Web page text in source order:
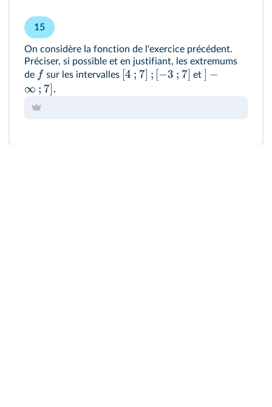
15
On considère la fonction de l'exercice précédent.
Préciser, si possible et en justifiant, les extremums
de f sur les intervalles [4 ; 7] ; [−3 ; 7] et ] −
∞ ; 7].